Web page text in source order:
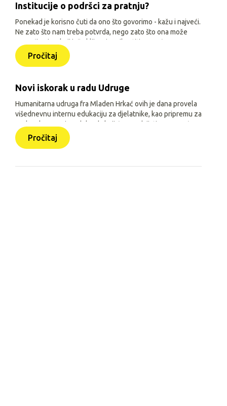
Institucije o podršci za pratnju?
Ponekad je korisno čuti da ono što govorimo - kažu i najveći.
Ne zato što nam treba potvrda, nego zato što ona može
pomoći onima koji još oklijevaju prihvatiti pomoć.
Pročitaj
Novi iskorak u radu Udruge
Humanitarna udruga fra Mladen Hrkać ovih je dana provela
višednevnu internu edukaciju za djelatnike, kao pripremu za
prelazak na novi model rada koji će se odvijati uz pomoć
triju aplikacija: Pomozimo zajedno (javna), HUMH HUB i
HUMH GO (obje interne).
Pročitaj